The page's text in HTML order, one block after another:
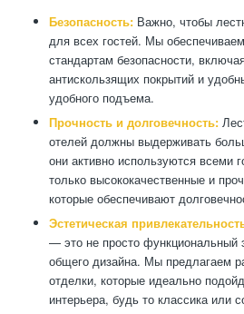
Безопасность:Важно, чтобы
для всех гостей. Мы
стандартам безопасности,
антискользящих покрытий и
удобного подъема.
Прочность и долговечность:
отелей должны выдерживать
они активно используются всеми
только высококачественные и
которые обеспечивают
Эстетическая
— это не просто функциональный
общего дизайна. Мы предлагаем
отделки, которые идеально
интерьера, будь то классика или